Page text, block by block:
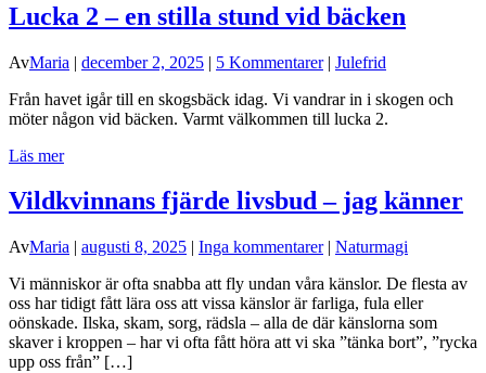
Lucka 2 – en stilla stund vid bäcken
AvMaria | december 2, 2025 | 5 Kommentarer| Julefrid
Från havet igår till en skogsbäck idag. Vi vandrar in i skogen och
möter någon vid bäcken. Varmt välkommen till lucka 2.
Läs mer
Vildkvinnans fjärde livsbud – jag känner
AvMaria | augusti 8, 2025 | Inga kommentarer| Naturmagi
Vi människor är ofta snabba att fly undan våra känslor. De flesta av
oss har tidigt fått lära oss att vissa känslor är farliga, fula eller
oönskade. Ilska, skam, sorg, rädsla – alla de där känslorna som
skaver i kroppen – har vi ofta fått höra att vi ska ”tänka bort”, ”rycka
upp oss från” […]